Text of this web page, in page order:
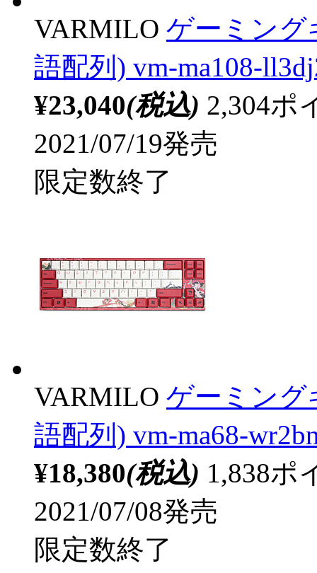
VARMILO ゲーミング
語配列) vm-ma108-
¥23,040(税込) 2,304ポ
2021/07/19発売
限定数終了
VARMILO ゲーミング
語配列) vm-ma68-
¥18,380(税込) 1,838ポ
2021/07/08発売
限定数終了